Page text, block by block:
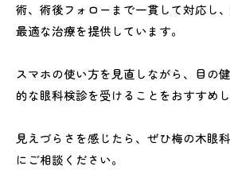
術、術後フォローまで一貫して対応し
最適な治療を提供しています。
スマホの使い方を見直しながら、目の
的な眼科検診を受けることをおすすめし
見えづらさを感じたら、ぜひ梅の木眼
にご相談ください。